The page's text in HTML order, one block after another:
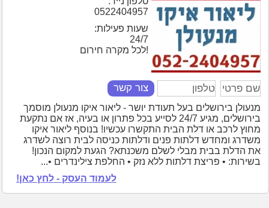
0522404957
שעות פעילות:
24/7
!לכל מקרה חירום
צור קשר
מנעולן בירושלים בעל תעודת יושר - ליאור איקו מנעולן מוסמך
בירושלים, מגיע 24/7 לסייע בכל פתרון או בעיה, אז אם נתקעת
מחוץ לרכב או דלת הבית התקשרו עכשיו! בנוסף ליאור איקו
משדרג ומחדש דלתות פנים ודלתות כניסה לבית רוצה לשדרג
את הדלת בבית מבלי לשלם משכנתא? הגעת למקום הנכון!
בשירות: • פריצת דלתות ללא נזק • החלפת צילינדרים •...
לעמוד העסק - לחץ כאן!